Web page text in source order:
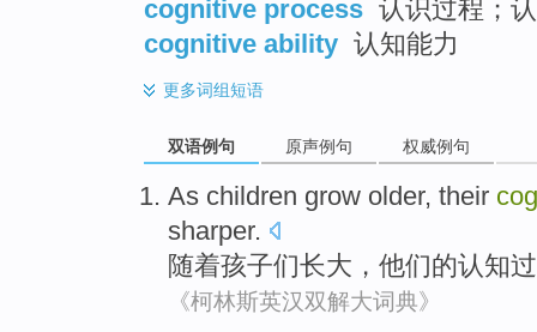
cognitive process 认识过程；
cognitive ability 认知能力
更多词组短语
双语例句 原声例句 权威例句
As children grow older, their
sharper.
随着孩子们长大 ， 他们的认知
《柯林斯英汉双解大词典》